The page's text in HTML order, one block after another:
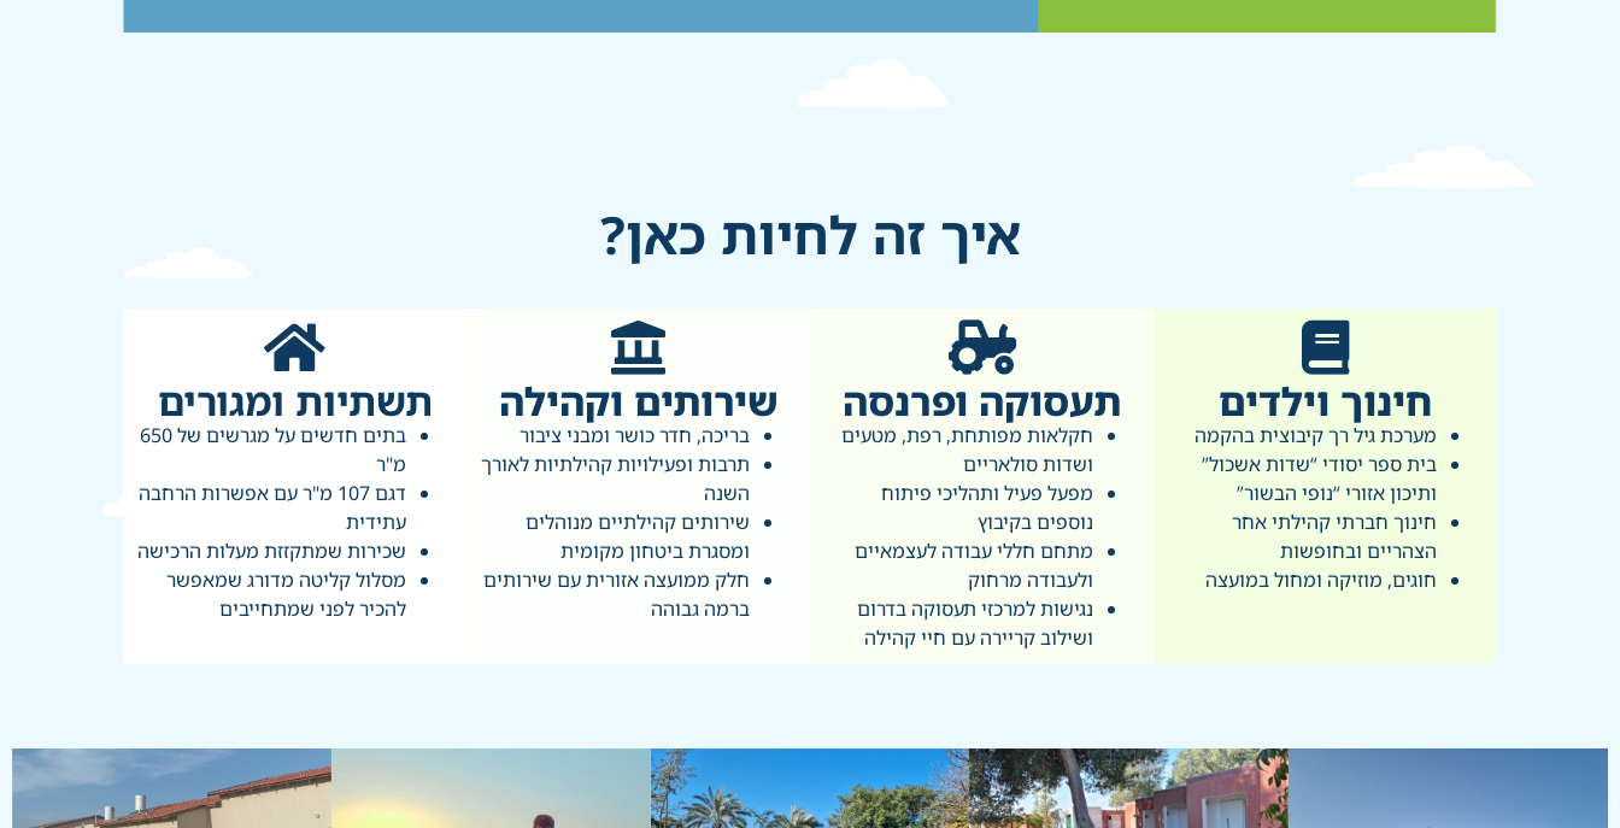
איך זה לחיות כאן?
חינוך וילדים
מערכת גיל רך קיבוצית בהקמה
בית ספר יסודי “שדות אשכול”
ותיכון אזורי “נופי הבשור”
חינוך חברתי קהילתי אחר
הצהריים ובחופשות
חוגים, מוזיקה ומחול במועצה
תעסוקה ופרנסה
חקלאות מפותחת, רפת, מטעים
ושדות סולאריים
מפעל פעיל ותהליכי פיתוח
נוספים בקיבוץ
מתחם חללי עבודה לעצמאיים
ולעבודה מרחוק
נגישות למרכזי תעסוקה בדרום
ושילוב קריירה עם חיי קהילה
שירותים וקהילה
בריכה, חדר כושר ומבני ציבור
תרבות ופעילויות קהילתיות לאורך
השנה
שירותים קהילתיים מנוהלים
ומסגרת ביטחון מקומית
חלק ממועצה אזורית עם שירותים
ברמה גבוהה
תשתיות ומגורים
בתים חדשים על מגרשים של 650
מ"ר
דגם 107 מ"ר עם אפשרות הרחבה
עתידית
שכירות שמתקזזת מעלות הרכישה
מסלול קליטה מדורג שמאפשר
להכיר לפני שמתחייבים